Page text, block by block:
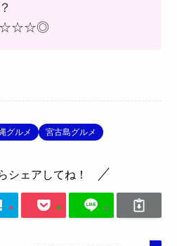
グルメ 宮古島グルメ
シェアしてね！